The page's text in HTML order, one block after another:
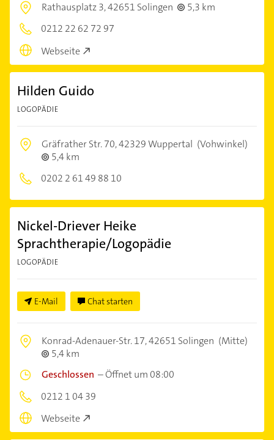
Rathausplatz 3,42651 Solingen
5,3 km
0212 22 62 72 97
Webseite
Hilden Guido
LOGOPÄDIE
Gräfrather Str. 70,42329 Wuppertal (Vohwinkel)
5,4 km
0202 2 61 49 88 10
Nickel-Driever Heike
Sprachtherapie/Logopädie
LOGOPÄDIE
E-Mail Chat starten
Konrad-Adenauer-Str. 17,42651 Solingen (Mitte)
5,4 km
Geschlossen –Öffnet um 08:00
0212 1 04 39
Webseite